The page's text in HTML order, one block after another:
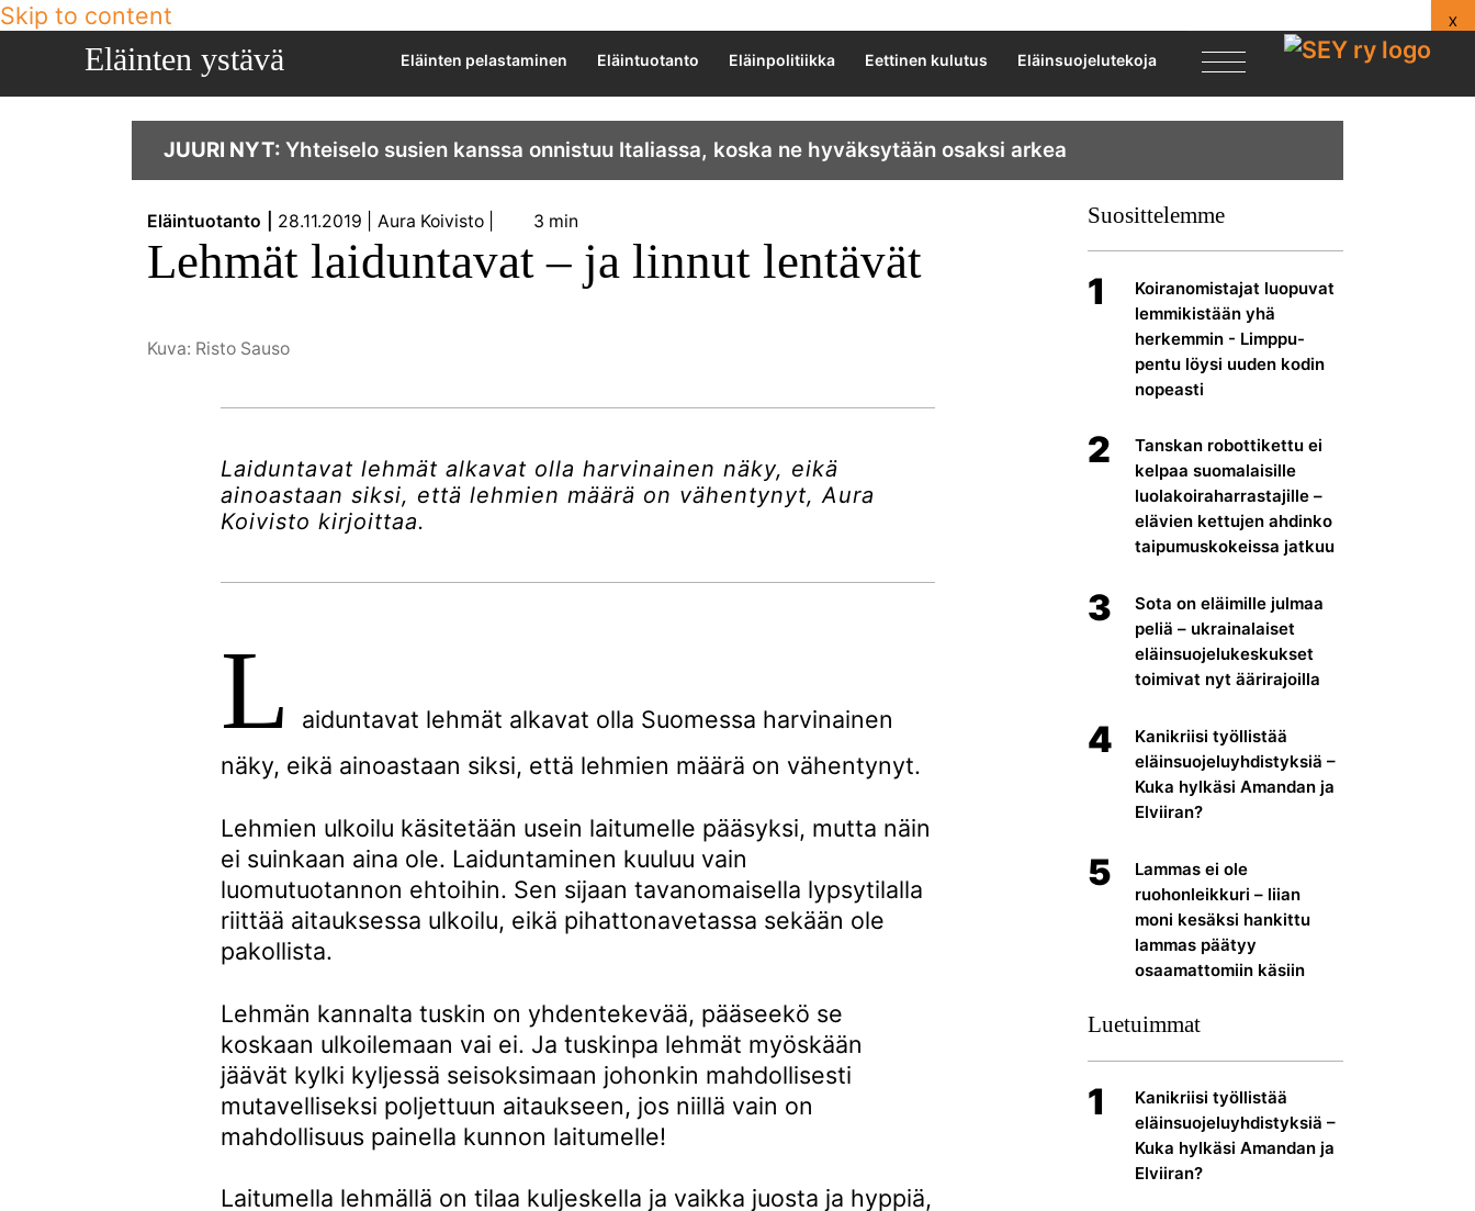
Skip to content
Eläinten ystävä Eläinten pelastaminen Eläintuotanto Eläinpolitiikka Eettinen kulutus Eläinsuojelutekoja
JUURI NYT: Yhteiselo susien kanssa onnistuu Italiassa, koska ne hyväksytään osaksi arkea
Eläintuotanto 28.11.2019 Aura Koivisto 3 min
Lehmät laiduntavat – ja linnut lentävät
Kuva: Risto Sauso
Laiduntavat lehmät alkavat olla harvinainen näky, eikä
ainoastaan siksi, että lehmien määrä on vähentynyt, Aura
Koivisto kirjoittaa.
L
aiduntavat lehmät alkavat olla Suomessa harvinainen
näky, eikä ainoastaan siksi, että lehmien määrä on vähentynyt.
Lehmien ulkoilu käsitetään usein laitumelle pääsyksi, mutta näin
ei suinkaan aina ole. Laiduntaminen kuuluu vain
luomutuotannon ehtoihin. Sen sijaan tavanomaisella lypsytilalla
riittää aitauksessa ulkoilu, eikä pihattonavetassa sekään ole
pakollista.
Lehmän kannalta tuskin on yhdentekevää, pääseekö se
koskaan ulkoilemaan vai ei. Ja tuskinpa lehmät myöskään
jäävät kylki kyljessä seisoksimaan johonkin mahdollisesti
mutavelliseksi poljettuun aitaukseen, jos niillä vain on
mahdollisuus painella kunnon laitumelle!
Laitumella lehmällä on tilaa kuljeskella ja vaikka juosta ja hyppiä,
Suosittelemme
1
Koiranomistajat luopuvat
lemmikistään yhä
herkemmin - Limppu-
pentu löysi uuden kodin
nopeasti
2
Tanskan robottikettu ei
kelpaa suomalaisille
luolakoiraharrastajille –
elävien kettujen ahdinko
taipumuskokeissa jatkuu
3
Sota on eläimille julmaa
peliä – ukrainalaiset
eläinsuojelukeskukset
toimivat nyt äärirajoilla
4
Kanikriisi työllistää
eläinsuojeluyhdistyksiä –
Kuka hylkäsi Amandan ja
Elviiran?
5
Lammas ei ole
ruohonleikkuri – liian
moni kesäksi hankittu
lammas päätyy
osaamattomiin käsiin
Luetuimmat
1
Kanikriisi työllistää
eläinsuojeluyhdistyksiä –
Kuka hylkäsi Amandan ja
Elviiran?
X